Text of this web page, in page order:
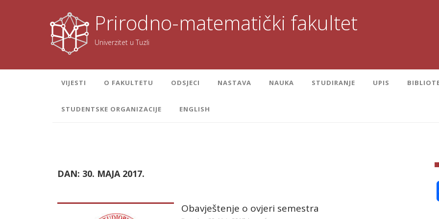
Prirodno-matematički fakultet
Univerzitet u Tuzli
VIJESTI O FAKULTETU ODSJECI NASTAVA NAUKA STUDIRANJE UPIS
STUDENTSKE ORGANIZACIJE ENGLISH
DAN: 30. MAJA 2017.
Obavještenje o ovjeri semestra